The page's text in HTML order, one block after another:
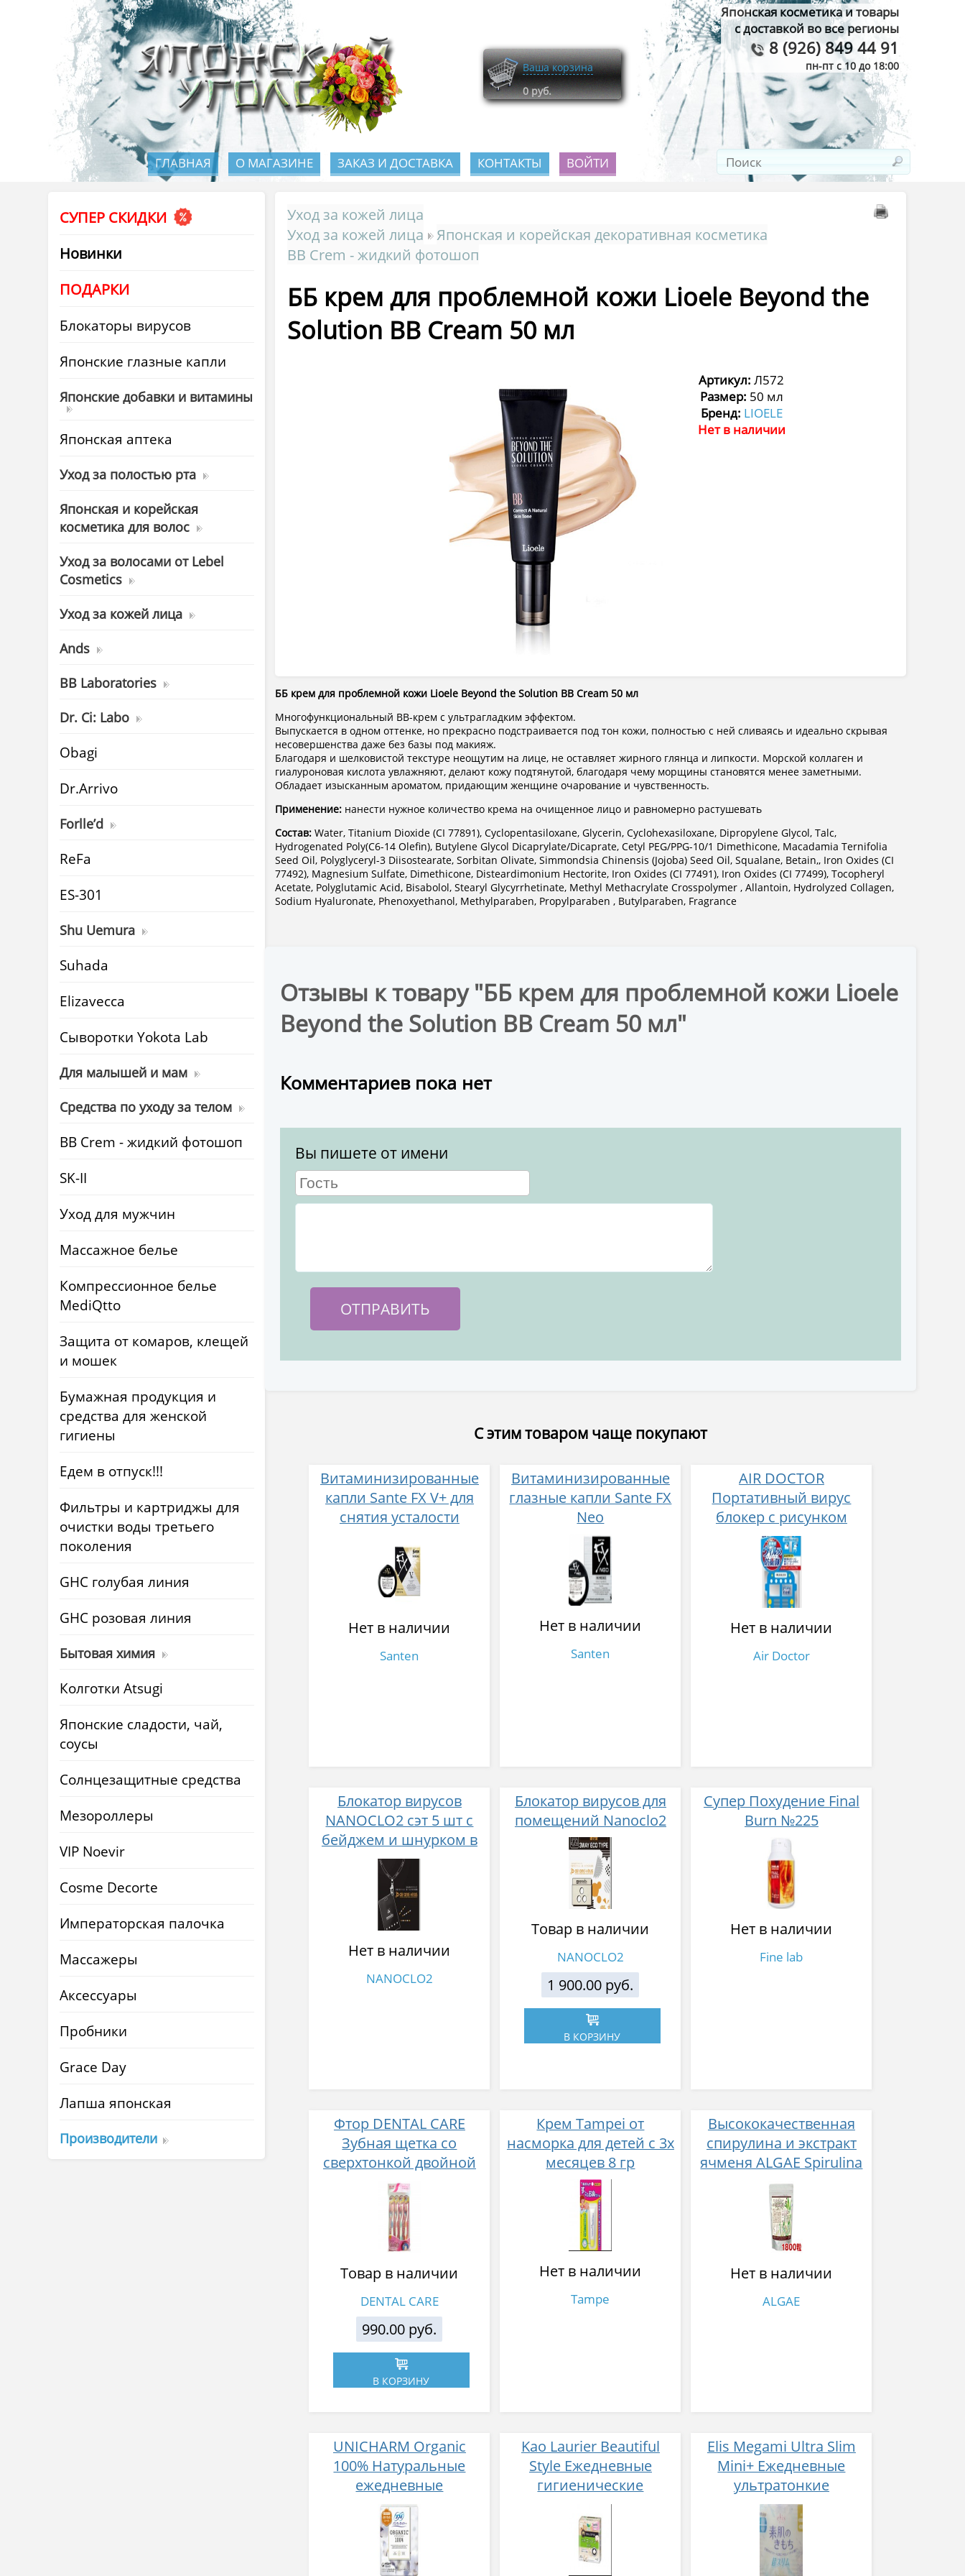
Японская косметика и товары
с доставкой во все регионы
8 (926) 849 44 91
пн-пт с 10 до 18:00
Ваша корзина
0 руб.
ГЛАВНАЯ О МАГАЗИНЕ ЗАКАЗ И ДОСТАВКА КОНТАКТЫ ВОЙТИ
СУПЕР СКИДКИ
Новинки
ПОДАРКИ
Блокаторы вирусов
Японские глазные капли
Японские добавки и витамины
Японская аптека
Уход за полостью рта
Японская и корейская
косметика для волос
Уход за волосами от Lebel
Cosmetics
Уход за кожей лица
Ands
BB Laboratories
Dr. Ci: Labo
Obagi
Dr.Arrivo
Forlle’d
ReFa
ES-301
Shu Uemura
Suhada
Elizavecca
Cыворотки Yokota Lab
Для малышей и мам
Средства по уходу за телом
BB Crem - жидкий фотошоп
SK-II
Уход для мужчин
Массажное белье
Компрессионное белье
MediQtto
Защита от комаров, клещей
и мошек
Бумажная продукция и
средства для женской
гигиены
Едем в отпуск!!!
Фильтры и картриджы для
очистки воды третьего
поколения
GHC голубая линия
GHC розовая линия
Бытовая химия
Колготки Atsugi
Японские сладости, чай,
соусы
Солнцезащитные средства
Мезороллеры
VIP Noevir
Cosme Decorte
Императорская палочка
Массажеры
Аксессуары
Пробники
Grace Day
Лапша японская
Производители
Уход за кожей лица
Уход за кожей лица
Японская и корейская декоративная косметика
BB Crem - жидкий фотошоп
ББ крем для проблемной кожи Lioele Beyond the
Solution BB Cream 50 мл
Артикул: Л572
Размер: 50 мл
Бренд: LIOELE
Нет в наличии
ББ крем для проблемной кожи Lioele Beyond the Solution BB Cream 50 мл
Многофункциональный BB-крем с ультрагладким эффектом.
Выпускается в одном оттенке, но прекрасно подстраивается под тон кожи, полностью с ней сливаясь и идеально скрывая
несовершенства даже без базы под макияж.
Благодаря и шелковистой текстуре неощутим на лице, не оставляет жирного глянца и липкости. Морской коллаген и
гиалуроновая кислота увлажняют, делают кожу подтянутой, благодаря чему морщины становятся менее заметными.
Обладает изысканным ароматом, придающим женщине очарование и чувственность.
Применение: нанести нужное количество крема на очищенное лицо и равномерно растушевать
Состав:Water, Titanium Dioxide (CI 77891), Cyclopentasiloxane, Glycerin, Cyclohexasiloxane, Dipropylene Glycol, Talc,
Hydrogenated Poly(C6-14 Olefin), Butylene Glycol Dicaprylate/Dicaprate, Cetyl PEG/PPG-10/1 Dimethicone, Macadamia Ternifolia
Seed Oil, Polyglyceryl-3 Diisostearate, Sorbitan Olivate, Simmondsia Chinensis (Jojoba) Seed Oil, Squalane, Betain,, Iron Oxides (CI
77492), Magnesium Sulfate, Dimethicone, Disteardimonium Hectorite, Iron Oxides (CI 77491), Iron Oxides (CI 77499), Tocopheryl
Acetate, Polyglutamic Acid, Bisabolol, Stearyl Glycyrrhetinate, Methyl Methacrylate Crosspolymer , Allantoin, Hydrolyzed Collagen,
Sodium Hyaluronate, Phenoxyethanol, Methylparaben, Propylparaben , Butylparaben, Fragrance
Отзывы к товару "ББ крем для проблемной кожи Lioele
Beyond the Solution BB Cream 50 мл"
Комментариев пока нет
Вы пишете от имени
С этим товаром чаще покупают
Витаминизированные
капли Sante FX V+ для
снятия усталости
Нет в наличии
Santen
Витаминизированные
глазные капли Sante FX
Neo
Нет в наличии
Santen
AIR DOCTOR
Портативный вирус
блокер с рисунком
автобус для детей с
клипсой
Нет в наличии
Air Doctor
Блокатор вирусов
NANOCLO2 сэт 5 шт с
бейджем и шнурком в
черном дизайне
Нет в наличии
NANOCLO2
Блокатор вирусов для
помещений Nanoclo2
Товар в наличии
NANOCLO2
1 900.00 руб.
В КОРЗИНУ
Супер Похудение Final
Burn №225
Нет в наличии
Fine lab
Фтор DENTAL CARE
Зубная щетка cо
сверхтонкой двойной
щетиной средней
жесткости и мягкой 4шт
Товар в наличии
DENTAL CARE
990.00 руб.
В КОРЗИНУ
Крем Tampei от
насморка для детей с 3х
месяцев 8 гр
Нет в наличии
Tampe
Высококачественная
спирулина и экстракт
ячменя ALGAE Spirulina
+ Coix и органический
германий № 1800
Нет в наличии
ALGAE
UNICHARM Organic
100% Натуральные
ежедневные
гигиенические
прокладки из био-
хлопка 52 шт
Kao Laurier Beautiful
Style Ежедневные
гигиенические
прокладки из
натурального хлопка 50
шт
Elis Megami Ultra Slim
Mini+ Ежедневные
ультратонкие
особомягкие прокладки
без крылышек (Мини+)
17см, 36шт